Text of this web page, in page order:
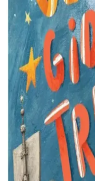
Copy Mate A4 fotokopi
paketiyle yüksek kalite,
ve eğitim ihtiyaçlarınızı
Brasil'de CFOP
Gösterimi ve
CFOP 6912, Brasil'de
amaçlı sevkiyatını
kullanımı önemlidir.
Z Peçete Nedir ve
Alanları Hakkında
Z peçete, çocuklar için
bulunan peçeteler ile
Farklı tasarım ve